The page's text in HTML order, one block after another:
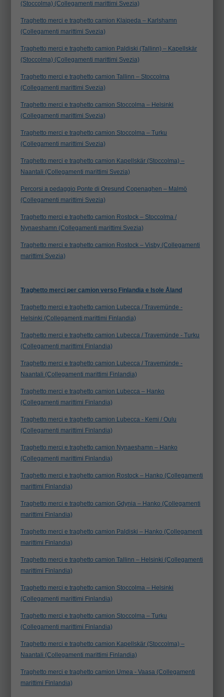
(Stoccolma) (Collegamenti marittimi Svezia)
Traghetto merci e traghetto camion Klaipeda – Karlshamn
(Collegamenti marittimi Svezia)
Traghetto merci e traghetto camion Paldiski (Tallinn) – Kapellskär
(Stoccolma) (Collegamenti marittimi Svezia)
Traghetto merci e traghetto camion Tallinn – Stoccolma
(Collegamenti marittimi Svezia)
Traghetto merci e traghetto camion Stoccolma – Helsinki
(Collegamenti marittimi Svezia)
Traghetto merci e traghetto camion Stoccolma – Turku
(Collegamenti marittimi Svezia)
Traghetto merci e traghetto camion Kapellskär (Stoccolma) –
Naantali (Collegamenti marittimi Svezia)
Percorsi a pedaggio Ponte di Oresund Copenaghen – Malmö
(Collegamenti marittimi Svezia)
Traghetto merci e traghetto camion Rostock – Stoccolma /
Nynaeshamn (Collegamenti marittimi Svezia)
Traghetto merci e traghetto camion Rostock – Visby (Collegamenti
marittimi Svezia)
Traghetto merci per camion verso Finlandia e Isole Åland
Traghetto merci e traghetto camion Lubecca / Travemünde -
Helsinki (Collegamenti marittimi Finlandia)
Traghetto merci e traghetto camion Lubecca / Travemünde - Turku
(Collegamenti marittimi Finlandia)
Traghetto merci e traghetto camion Lubecca / Travemünde -
Naantali (Collegamenti marittimi Finlandia)
Traghetto merci e traghetto camion Lubecca – Hanko
(Collegamenti marittimi Finlandia)
Traghetto merci e traghetto camion Lubecca - Kemi / Oulu
(Collegamenti marittimi Finlandia)
Traghetto merci e traghetto camion Nynaeshamn – Hanko
(Collegamenti marittimi Finlandia)
Traghetto merci e traghetto camion Rostock – Hanko (Collegamenti
marittimi Finlandia)
Traghetto merci e traghetto camion Gdynia – Hanko (Collegamenti
marittimi Finlandia)
Traghetto merci e traghetto camion Paldiski – Hanko (Collegamenti
marittimi Finlandia)
Traghetto merci e traghetto camion Tallinn – Helsinki (Collegamenti
marittimi Finlandia)
Traghetto merci e traghetto camion Stoccolma – Helsinki
(Collegamenti marittimi Finlandia)
Traghetto merci e traghetto camion Stoccolma – Turku
(Collegamenti marittimi Finlandia)
Traghetto merci e traghetto camion Kapellskär (Stoccolma) –
Naantali (Collegamenti marittimi Finlandia)
Traghetto merci e traghetto camion Umea - Vaasa (Collegamenti
marittimi Finlandia)